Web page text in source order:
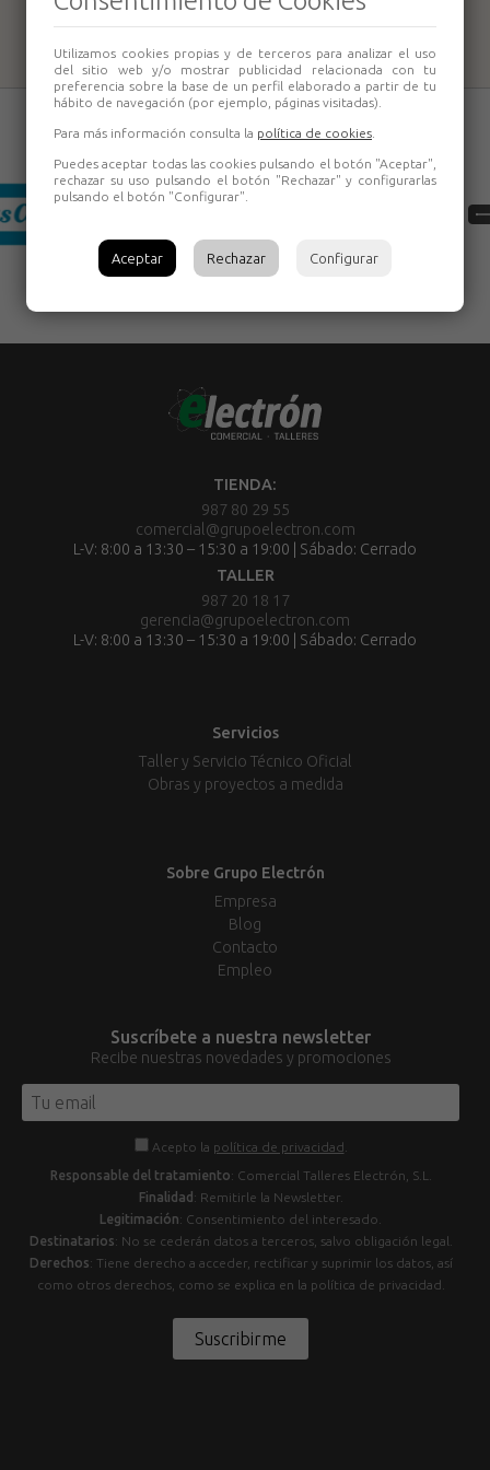
TIENDA:
987 80 29 55
comercial@grupoelectron.com
L-V: 8:00 a 13:30 – 15:30 a 19:00 | Sábado: Cerrado
TALLER
987 20 18 17
gerencia@grupoelectron.com
L-V: 8:00 a 13:30 – 15:30 a 19:00 | Sábado: Cerrado
Servicios
Taller y Servicio Técnico Oficial
Obras y proyectos a medida
Sobre Grupo Electrón
Empresa
Blog
Contacto
Empleo
Suscríbete a nuestra newsletter
Recibe nuestras novedades y promociones
Acepto la política de privacidad
Responsable del tratamiento: Comercial Talleres Electrón, S.L.
Finalidad : Remitirle la Newsletter.
Legitimación: Consentimiento del interesado.
Destinatarios: No se cederán datos a terceros, salvo obligación legal.
Derechos: Tiene derecho a acceder, rectificar y suprimir los datos, así
como otros derechos, como se explica en la política de privacidad.
Suscribirme
Utilizamos cookies propias y de terceros para analizar el uso
del sitio web y/o mostrar publicidad relacionada con tu
preferencia sobre la base de un perfil elaborado a partir de tu
hábito de navegación (por ejemplo, páginas visitadas).
Para más información consulta la política de cookies
Puedes aceptar todas las cookies pulsando el botón "Aceptar",
rechazar su uso pulsando el botón "Rechazar" y configurarlas
pulsando el botón "Configurar".
Aceptar Rechazar Configurar